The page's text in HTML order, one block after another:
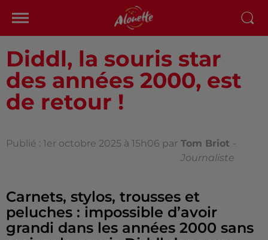
Diddl, la souris star
des années 2000, est
de retour !
Publié : 1er octobre 2025 à 15h06 par Tom Briot -
Journaliste
Carnets, stylos, trousses et
peluches : impossible d’avoir
grandi dans les années 2000 sans